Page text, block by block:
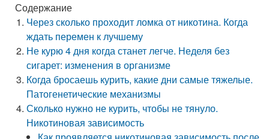
Содержание
Через сколько проходит ломка от никотина. Когда
ждать перемен к лучшему
Не курю 4 дня когда станет легче. Неделя без
сигарет: изменения в организме
Когда бросаешь курить, какие дни самые тяжелые.
Патогенетические механизмы
Сколько нужно не курить, чтобы не тянуло.
Никотиновая зависимость